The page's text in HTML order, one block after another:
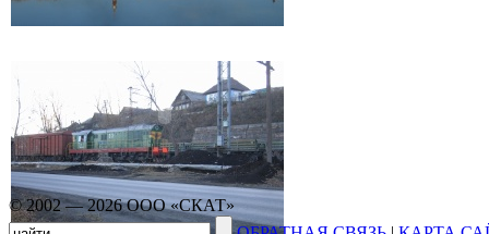
© 2002 — 2026 ООО «СКАТ»